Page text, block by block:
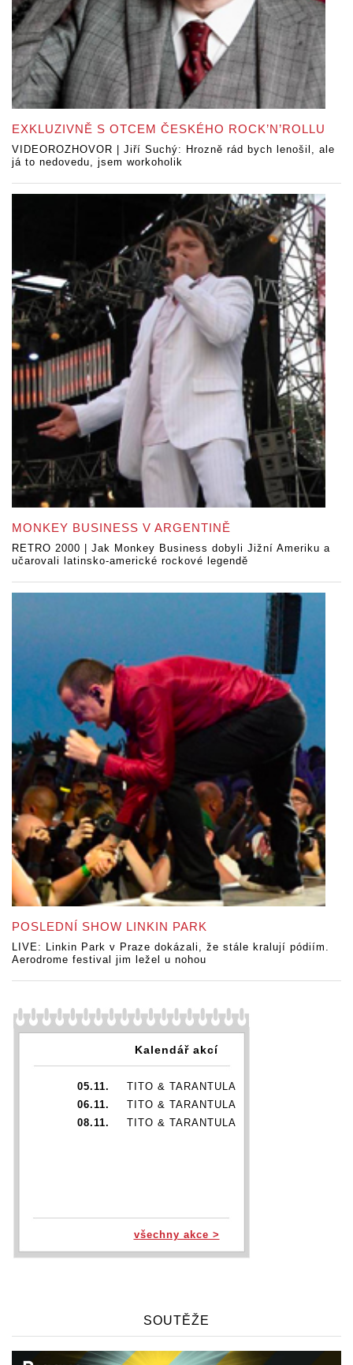
EXKLUZIVNĚ S OTCEM ČESKÉHO ROCK’N’ROLLU
VIDEOROZHOVOR | Jiří Suchý: Hrozně rád bych lenošil, ale
já to nedovedu, jsem workoholik
MONKEY BUSINESS V ARGENTINĚ
RETRO 2000 | Jak Monkey Business dobyli Jižní Ameriku a
učarovali latinsko-americké rockové legendě
POSLEDNÍ SHOW LINKIN PARK
LIVE: Linkin Park v Praze dokázali, že stále kralují pódiím.
Aerodrome festival jim ležel u nohou
Kalendář akcí
05.11.
TITO & TARANTULA
06.11.
TITO & TARANTULA
08.11.
TITO & TARANTULA
všechny akce >
SOUTĚŽE